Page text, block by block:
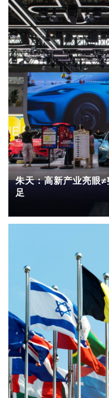
朱天：高新产业亮眼
足